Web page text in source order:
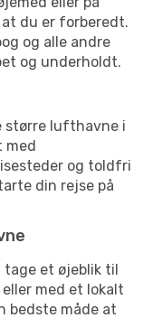
du er forberedt.
og alle andre
og underholdt.
større lufthavne i
med
og toldfri
din rejse på
tage et øjeblik til
med et lokalt
bedste måde at